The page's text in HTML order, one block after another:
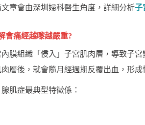
章會由深圳婦科醫生角度，詳細分析子
會痛經越嚟越嚴重?
膜組織「侵入」子宮肌肉層，導致子
層後，就會隨月經週期反覆出血，形成
肌症最典型特徵係：